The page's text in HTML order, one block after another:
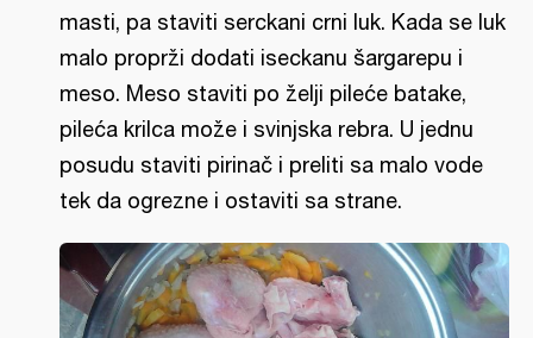
masti, pa staviti serckani crni luk. Kada se luk
malo proprži dodati iseckanu šargarepu i
meso. Meso staviti po želji pileće batake,
pileća krilca može i svinjska rebra. U jednu
posudu staviti pirinač i preliti sa malo vode
tek da ogrezne i ostaviti sa strane.